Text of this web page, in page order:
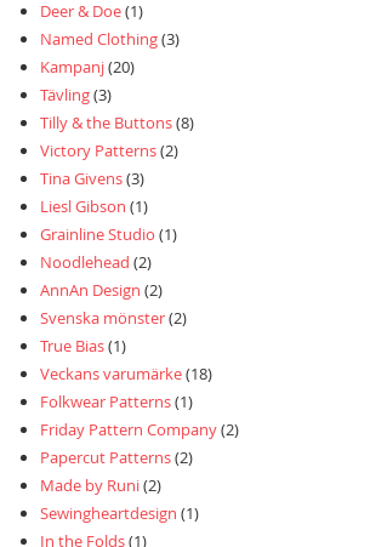
Deer & Doe(1)
Named Clothing(3)
Kampanj(20)
Tävling(3)
Tilly & the Buttons(8)
Victory Patterns(2)
Tina Givens(3)
Liesl Gibson (1)
Grainline Studio (1)
Noodlehead (2)
AnnAn Design (2)
Svenska mönster(2)
True Bias(1)
Veckans varumärke(18)
Folkwear Patterns(1)
Friday Pattern Company(2)
Papercut Patterns(2)
Made by Runi(2)
Sewingheartdesign (1)
In the Folds(1)